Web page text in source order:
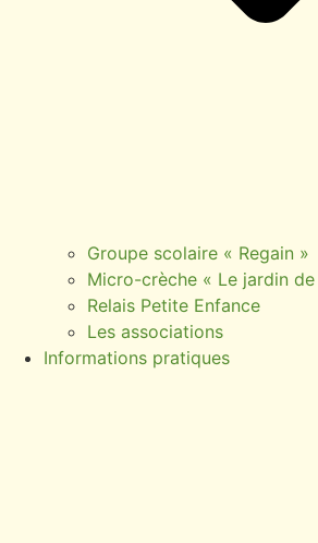
Groupe scolaire « Regain »
Micro-crèche « Le jardin
Relais Petite Enfance
Les associations
Informations pratiques